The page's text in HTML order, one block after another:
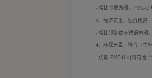
- 相比金属角阀，PVC-U
3、经济实惠，性价比高
- 相比铜制或不锈钢角阀
4、环保无毒，符合卫生
- 优质 PVC-U 材料符合